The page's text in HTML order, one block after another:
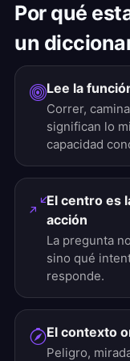
Por qué
un
Lee la
Correr,
significan lo
capacidad
El centro es
acción
La pregunta
sino qué
responde.
El contexto
Peligro,